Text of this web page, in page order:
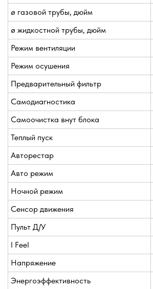
ø газовой трубы, дюйм
ø жидкостной трубы, дюйм
Режим вентиляции
Режим осушения
Предварительный фильтр
Самодиагностика
Самоочистка внут блока
Теплый пуск
Авторестар
Авто режим
Ночной режим
Сенсор движения
Пульт Д/У
I Feel
Напряжение
Энергоэффективность